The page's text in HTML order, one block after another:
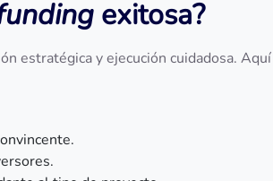
exitosa?
estratégica y ejecución cuidadosa. Aquí